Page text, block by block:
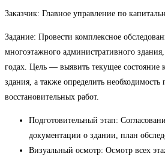
Заказчик: Главное управление по
Задание: Провести комплексное
многоэтажного административного
годах. Цель — выявить текущее состояние
здания, а также определить
восстановительных работ.
Подготовительный этап:
документации о здании, план
Визуальный осмотр: Осмотр всех